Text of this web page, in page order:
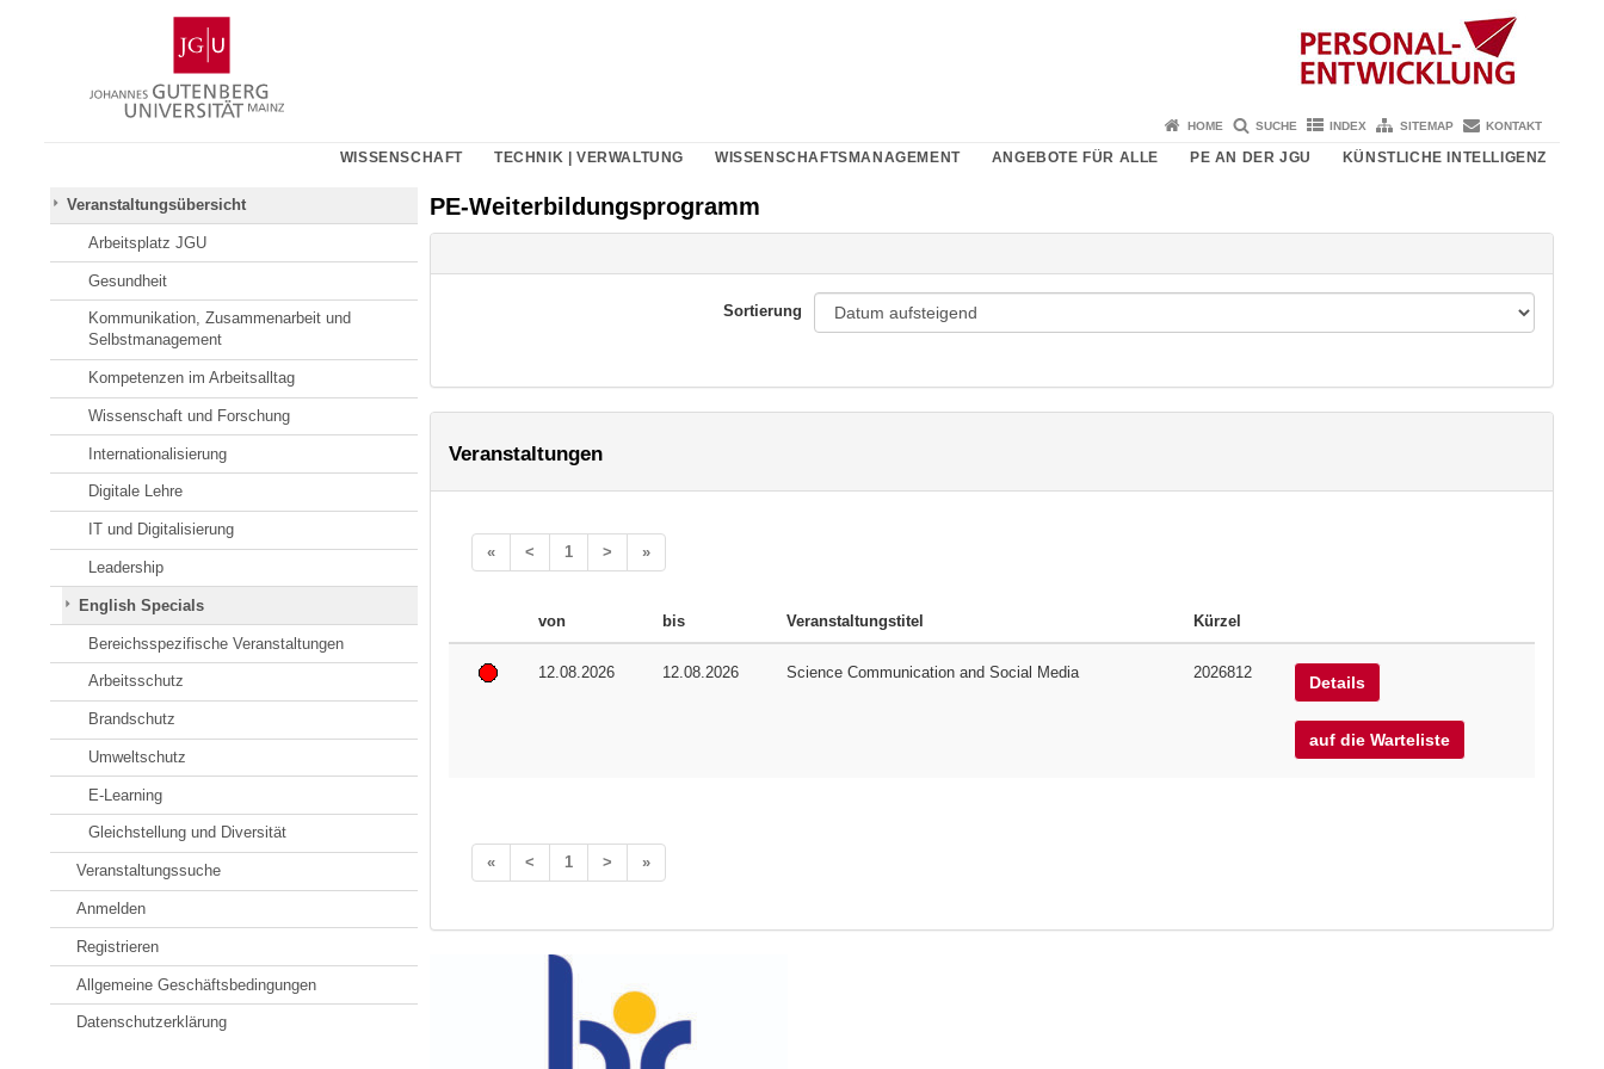
Gutenberg-
Universität
Mainz
HOME SUCHE INDEX SITEMAP KONTAKT
WISSENSCHAFT TECHNIK | VERWALTUNG WISSENSCHAFTSMANAGEMENT ANGEBOTE FÜR ALLE PE AN DER JGU KÜNSTLICHE INTELLIGENZ
Veranstaltungsübersicht
Arbeitsplatz JGU
Gesundheit
Kommunikation, Zusammenarbeit und
Selbstmanagement
Kompetenzen im Arbeitsalltag
Wissenschaft und Forschung
Internationalisierung
Digitale Lehre
IT und Digitalisierung
Leadership
English Specials
Bereichsspezifische Veranstaltungen
Arbeitsschutz
Brandschutz
Umweltschutz
E-Learning
Gleichstellung und Diversität
Veranstaltungssuche
Anmelden
Registrieren
Allgemeine Geschäftsbedingungen
Datenschutzerklärung
PE-Weiterbildungsprogramm
Sortierung
Veranstaltungen
« < 1 > »
von bis Veranstaltungstitel Kürzel
12.08.2026 12.08.2026 Science Communication and Social Media 2026812
Details
auf die Warteliste
« < 1 > »